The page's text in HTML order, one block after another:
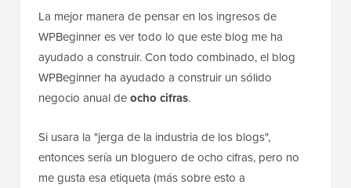
La mejor manera de pensar en los ingresos de
WPBeginner es ver todo lo que este blog me ha
ayudado a construir. Con todo combinado, el blog
WPBeginner ha ayudado a construir un sólido
negocio anual deocho cifras.
Si usara la "jerga de la industria de los blogs",
entonces sería un bloguero de ocho cifras, pero no
me gusta esa etiqueta (más sobre esto a